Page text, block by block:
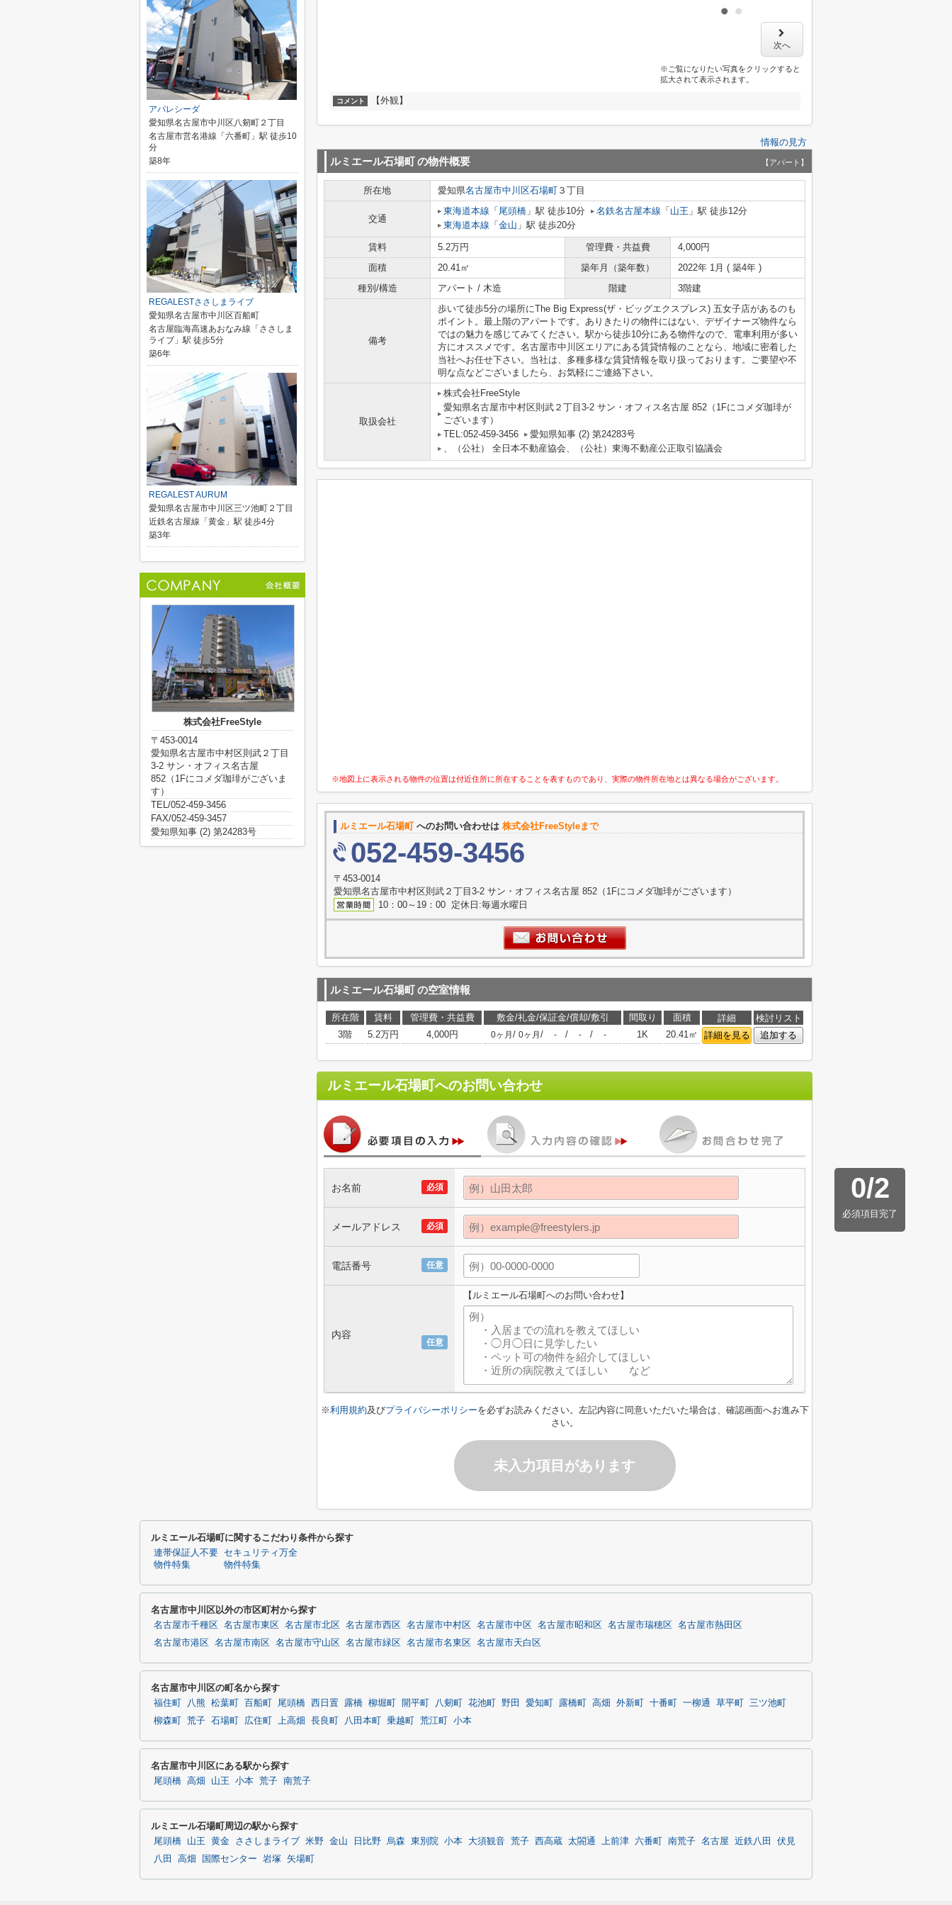
次へ
※ご覧になりたい写真をクリックすると
拡大されて表示されます。
コメント 【外観】
情報の見方
ルミエール石場町の物件概要 【アパート】
所在地 愛知県名古屋市中川区石場町 ３丁目
交通
東海道本線 「 尾頭橋 」駅 徒歩10分 名鉄名古屋本線 「 山王 」駅 徒歩12分
東海道本線 「 金山 」駅 徒歩20分
賃料 5.2万円 管理費・共益費
4,000円
面積
20.41㎡ 築年月（築年数）
2022年 1月 ( 築4年 )
種別/構造
アパート / 木造 階建 3階建
備考
歩いて徒歩5分の場所にThe Big Express(ザ・ビッグエクスプレス) 五女子店があるのも
ポイント。最上階のアパートです。ありきたりの物件にはない、デザイナーズ物件なら
ではの魅力を感じてみてください。駅から徒歩10分にある物件なので、電車利用が多い
方にオススメです。名古屋市中川区エリアにある賃貸情報のことなら、地域に密着した
当社へお任せ下さい。当社は、多種多様な賃貸情報を取り扱っております。ご要望や不
明な点などございましたら、お気軽にご連絡下さい。
取扱会社
株式会社FreeStyle
愛知県名古屋市中村区則武２丁目3-2 サン・オフィス名古屋 852（1Fにコメダ珈琲が
ございます）
TEL:052-459-3456
愛知県知事 (2) 第24283号
、（公社） 全日本不動産協会、（公社）東海不動産公正取引協議会
※地図上に表示される物件の位置は付近住所に所在することを表すものであり、実際の物件所在地とは異なる場合がございます。
ルミエール石場町へのお問い合わせは 株式会社FreeStyleまで
052-459-3456
〒453-0014
愛知県名古屋市中村区則武２丁目3-2 サン・オフィス名古屋 852（1Fにコメダ珈琲がございます）
10：00～19：00 定休日:毎週水曜日
ルミエール石場町の空室情報
所在階 賃料 管理費・共益費 敷金/礼金/保証金/償却/敷引 間取り 面積 詳細
検討リスト
3階
5.2万円 4,000円 0ヶ月 / 0ヶ月 / - / - / - 1K 20.41㎡ 詳細を見る 追加する
ルミエール石場町へのお問い合わせ
0/2
必須項目完了
必須
お名前
必須
メールアドレス
任意
電話番号
任意
内容
【ルミエール石場町へのお問い合わせ】
※利用規約及びプライバシーポリシーを必ずお読みください。左記内容に同意いただいた場合は、確認画面へお進み下
さい。
未入力項目があります
アパレシーダ
愛知県名古屋市中川区八剱町２丁目
名古屋市営名港線「六番町」駅 徒歩10
分
築8年
REGALESTささしまライブ
愛知県名古屋市中川区百船町
名古屋臨海高速あおなみ線「ささしま
ライブ」駅 徒歩5分
築6年
REGALEST AURUM
愛知県名古屋市中川区三ツ池町２丁目
近鉄名古屋線「黄金」駅 徒歩4分
築3年
株式会社FreeStyle
〒453-0014
愛知県名古屋市中村区則武２丁目
3-2 サン・オフィス名古屋
852（1Fにコメダ珈琲がございま
す）
TEL/052-459-3456
FAX/052-459-3457
愛知県知事 (2) 第24283号
ルミエール石場町に関するこだわり条件から探す
連帯保証人不要
物件特集
セキュリティ万全
物件特集
名古屋市中川区以外の市区町村から探す
名古屋市千種区 名古屋市東区 名古屋市北区 名古屋市西区 名古屋市中村区 名古屋市中区 名古屋市昭和区 名古屋市瑞穂区
名古屋市熱田区
名古屋市港区
名古屋市南区 名古屋市守山区 名古屋市緑区 名古屋市名東区 名古屋市天白区
名古屋市中川区の町名から探す
福住町 八熊 松葉町 百船町 尾頭橋 西日置 露橋 柳堀町 開平町 八剱町 花池町 野田 愛知町 露橋町 高畑 外新町 十番町 一柳通 草平町
三ツ池町
柳森町
荒子 石場町 広住町 上高畑 長良町 八田本町 乗越町 荒江町 小本
名古屋市中川区にある駅から探す
尾頭橋 高畑 山王 小本 荒子 南荒子
ルミエール石場町周辺の駅から探す
尾頭橋 山王 黄金 ささしまライブ 米野 金山 日比野 烏森 東別院 小本 大須観音 荒子 西高蔵 太閤通 上前津 六番町 南荒子 名古屋 近鉄八田
伏見
八田
高畑 国際センター 岩塚 矢場町